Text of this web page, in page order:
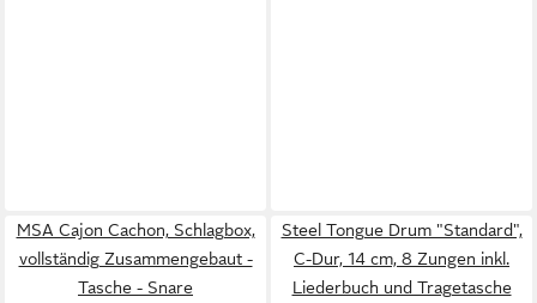
MSA Cajon Cachon, Schlagbox,
vollständig Zusammengebaut -
Tasche - Snare
Steel Tongue Drum "Standard",
C-Dur, 14 cm, 8 Zungen inkl.
Liederbuch und Tragetasche